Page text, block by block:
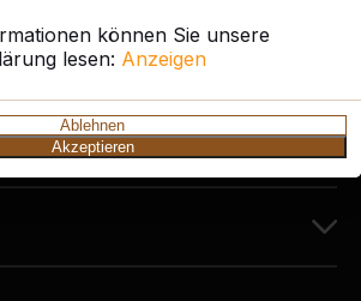
können Sie unsere
lesen: Anzeigen
Ablehnen
Akzeptieren